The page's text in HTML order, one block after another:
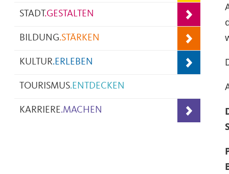
STADT.GESTALTEN
BILDUNG.STÄRKEN
KULTUR.ERLEBEN
TOURISMUS.ENTDECKEN
KARRIERE.MACHEN